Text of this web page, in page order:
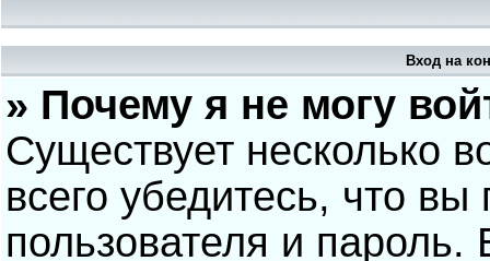
Вход на
» Почему я не могу
Существует несколько
всего убедитесь, что
пользователя и